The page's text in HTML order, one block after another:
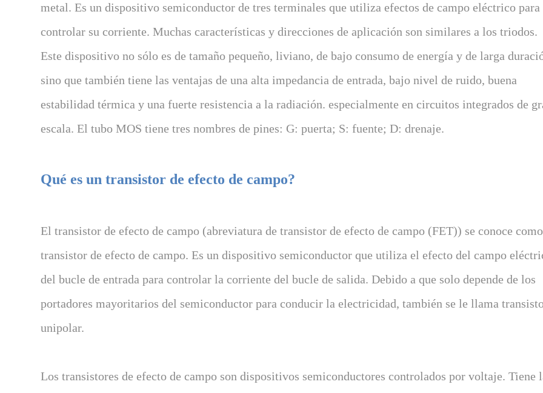
metal. Es un dispositivo semiconductor de tres terminales que utiliza efectos de campo eléctrico para
controlar su corriente. Muchas características y direcciones de aplicación son similares a los triodos.
Este dispositivo no sólo es de tamaño pequeño, liviano, de bajo consumo de energía y de larga
sino que también tiene las ventajas de una alta impedancia de entrada, bajo nivel de ruido, buena
estabilidad térmica y una fuerte resistencia a la radiación. especialmente en circuitos integrados de
escala. El tubo MOS tiene tres nombres de pines: G: puerta; S: fuente; D: drenaje.
Qué es un transistor de efecto de campo?
El transistor de efecto de campo (abreviatura de transistor de efecto de campo (FET)) se conoce como
transistor de efecto de campo. Es un dispositivo semiconductor que utiliza el efecto del campo
del bucle de entrada para controlar la corriente del bucle de salida. Debido a que solo depende de los
portadores mayoritarios del semiconductor para conducir la electricidad, también se le llama
unipolar.
Los transistores de efecto de campo son dispositivos semiconductores controlados por voltaje. Tiene